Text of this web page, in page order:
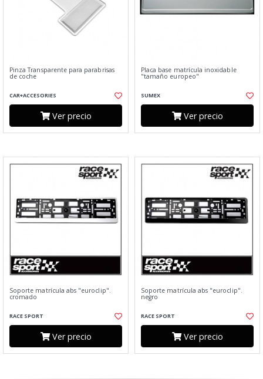
Pinza Transparente para parabrisas
de coche
CAR+ACCESORIES
Ver precio
Placa base matrícula inoxidable
"tamaño europeo"
SUMEX
Ver precio
Soporte matrícula abs "euroclip".
cromado
RACE SPORT
Ver precio
Soporte matrícula abs "euroclip".
negro
RACE SPORT
Ver precio